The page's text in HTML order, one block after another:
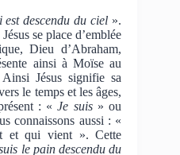
descendu du ciel ».
se place d’emblée
Dieu d’Abraham,
ainsi à Moïse au
Jésus signifie sa
le temps et les âges,
: «Je suis» ou
connaissons aussi : «
et qui vient ». Cette
le pain descendu du